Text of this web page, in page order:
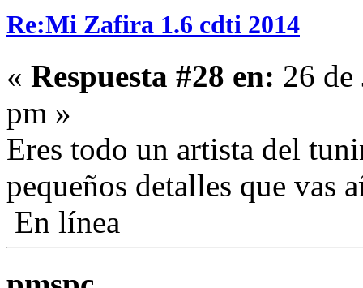
Re:Mi Zafira 1.6 cdti 2014
« Respuesta #28 en: 26
pm »
Eres todo un artista del
pequeños detalles que vas
En línea